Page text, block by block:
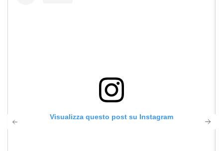
Visualizza questo post su Instagram